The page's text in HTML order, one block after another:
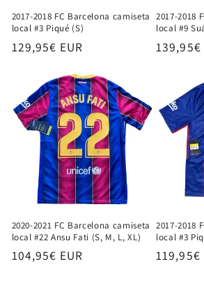
2017-2018 FC Barcelona camiseta
local #3 Piqué (S)
Precio
129,95€ EUR
2017-2018
local #9
Precio
139,95€
2020-2021 FC Barcelona camiseta
local #22 Ansu Fati (S, M, L, XL)
Precio
104,95€ EUR
2017-2018
local #3
Precio
119,95€